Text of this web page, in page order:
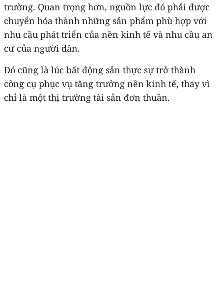
trường. Quan trọng hơn, nguồn lực đó phải được
chuyển hóa thành những sản phẩm phù hợp với
nhu cầu phát triển của nền kinh tế và nhu cầu an
cư của người dân.
Đó cũng là lúc bất động sản thực sự trở thành
công cụ phục vụ tăng trưởng nền kinh tế, thay vì
chỉ là một thị trường tài sản đơn thuần.